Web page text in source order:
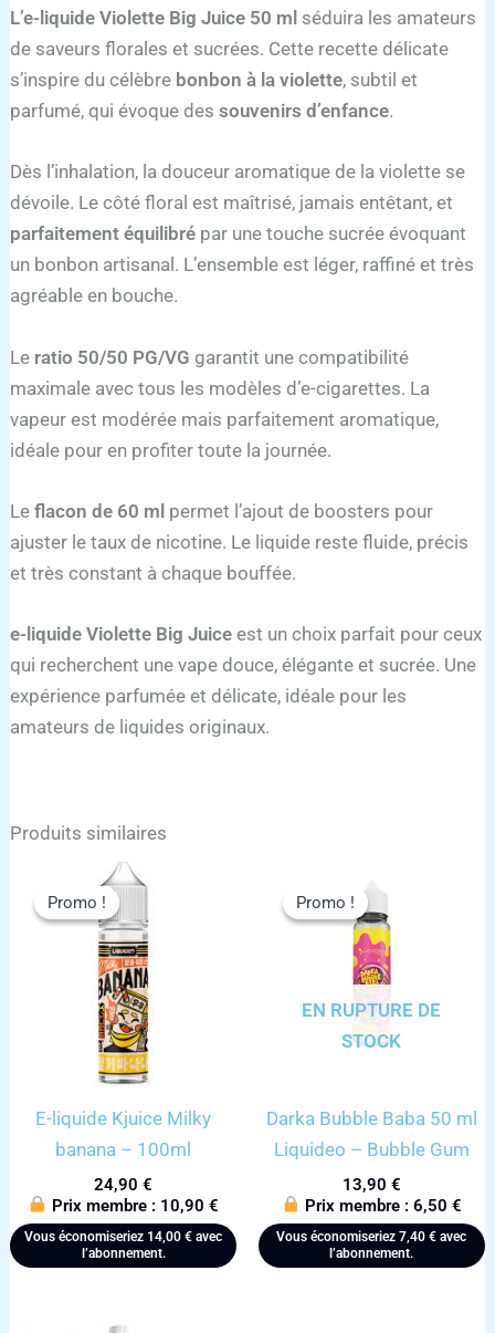
L’e-liquide Violette Big Juice 50 ml séduira les amateurs
de saveurs florales et sucrées. Cette recette délicate
s’inspire du célèbre bonbon à la violette, subtil et
parfumé, qui évoque dessouvenirs d’enfance.
Dès l’inhalation, la douceur aromatique de la violette se
dévoile. Le côté floral est maîtrisé, jamais entêtant, et
parfaitement équilibré par une touche sucrée évoquant
un bonbon artisanal. L’ensemble est léger, raffiné et très
agréable en bouche.
Le ratio 50/50 PG/VG garantit une compatibilité
maximale avec tous les modèles d’e-cigarettes. La
vapeur est modérée mais parfaitement aromatique,
idéale pour en profiter toute la journée.
Leflacon de 60 ml permet l’ajout de boosters pour
ajuster le taux de nicotine. Le liquide reste fluide, précis
et très constant à chaque bouffée.
e-liquide Violette Big Juice est un choix parfait pour ceux
qui recherchent une vape douce, élégante et sucrée. Une
expérience parfumée et délicate, idéale pour les
amateurs de liquides originaux.
Produits similaires
Promo !
Promo !
E-liquide Kjuice Milky
banana – 100ml
24,90€
Prix membre : 10,90 €
Vous économiseriez 14,00€ avec
l’abonnement.
Promo !
EN RUPTURE DE
STOCK
Promo !
Darka Bubble Baba 50 ml
Liquideo – Bubble Gum
13,90 €
Prix membre :6,50€
Vous économiseriez7,40€ avec
l’abonnement.